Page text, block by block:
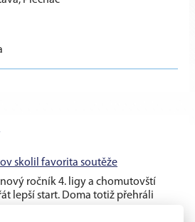
skolil favorita soutěže
ročník 4. ligy a chomutovští
lepší start. Doma totiž přehráli